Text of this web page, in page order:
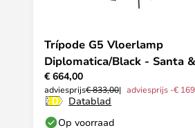
Trípode G5 Vloerlamp
Diplomatica/Black - Santa
€ 664,00
adviesprijs€ 833,00 adviesprijs -€
Datablad
Op voorraad